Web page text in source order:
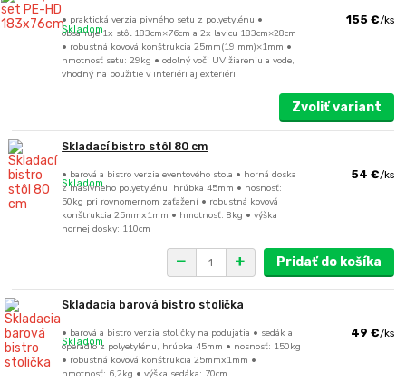
• praktická verzia pivného setu z polyetylénu •
obsahuje 1x stôl 183cm×76cm a 2x lavicu 183cm×28cm
• robustná kovová konštrukcia 25mm(19 mm)×1mm •
hmotnosť setu: 29kg • odolný voči UV žiareniu a vode,
vhodný na použitie v interiéri aj exteriéri
155 €/ks
Skladom
Zvoliť variant
Skladací bistro stôl 80 cm
• barová a bistro verzia eventového stola • horná doska
z masívneho polyetylénu, hrúbka 45mm • nosnosť:
50kg pri rovnomernom zaťažení • robustná kovová
konštrukcia 25mmx1mm • hmotnosť: 8kg • výška
hornej dosky: 110cm
54 €/ks
Skladom
Pridať do košíka
Skladacia barová bistro stolička
• barová a bistro verzia stoličky na podujatia • sedák a
operadlo z polyetylénu, hrúbka 45mm • nosnosť: 150kg
• robustná kovová konštrukcia 25mmx1mm •
hmotnosť: 6,2kg • výška sedáka: 70cm
49 €/ks
Skladom